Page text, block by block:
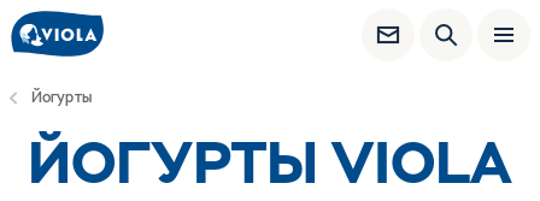
Йогурты
ЙОГУРТЫ VIOLA